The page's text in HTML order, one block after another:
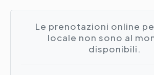
Le prenotazioni online
locale non sono al
disponibili.